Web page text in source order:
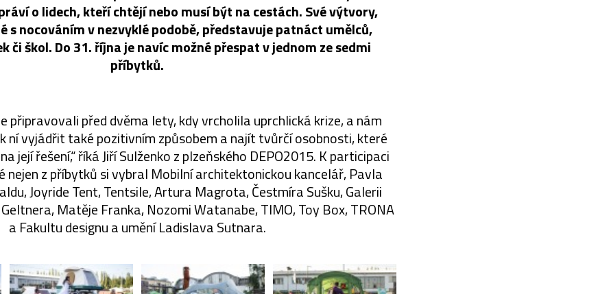
o lidech, kteří chtějí nebo musí být na cestách. Své výtvory,
s nocováním v nezvyklé podobě, představuje patnáct umělců,
či škol. Do 31. října je navíc možné přespat v jednom ze sedmi
příbytků.
připravovali před dvěma lety, kdy vrcholila uprchlická krize, a nám
ní vyjádřit také pozitivním způsobem a najít tvůrčí osobnosti, které
její řešení,“ říká Jiří Sulženko z plzeňského DEPO2015. K participaci
nejen z příbytků si vybral Mobilní architektonickou kancelář, Pavla
Joyride Tent, Tentsile, Artura Magrota, Čestmíra Sušku, Galerii
Geltnera, Matěje Franka, Nozomi Watanabe, TIMO, Toy Box, TRONA
a Fakultu designu a umění Ladislava Sutnara.